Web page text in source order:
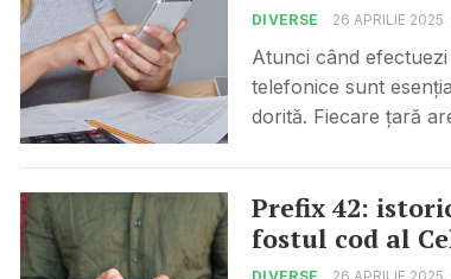
DIVERSE 26 APRILIE 2025
Atunci când
telefonice sunt
dorită. Fiecare țară
Prefix 42:
fostul cod al